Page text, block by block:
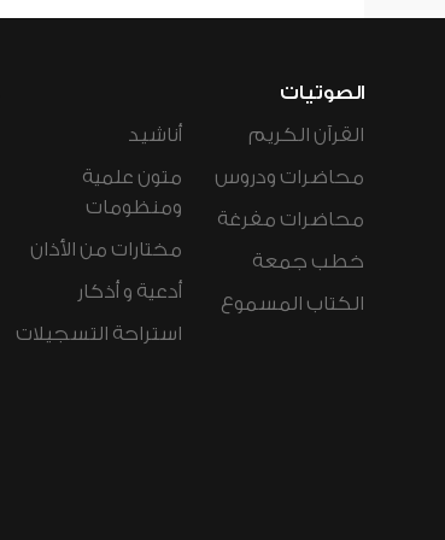
الصوتيات
القرآن الكريم
محاضرات ودروس
محاضرات مفرغة
خطب جمعة
الكتاب المسموع
أناشيد
متون علمية
ومنظومات
مختارات من الأذان
أدعية و أذكار
استراحة التسجيلات